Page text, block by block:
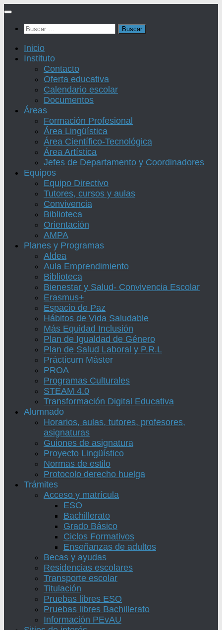
Saltar
contenido
Buscar:
Inicio
Instituto
Contacto
Oferta educativa
Calendario escolar
Documentos
Áreas
Formación Profesional
Área Lingüística
Área Científico-Tecnológica
Área Artística
Jefes de Departamento y Coordinadores
Equipos
Equipo Directivo
Tutores, cursos y aulas
Convivencia
Biblioteca
Orientación
AMPA
Planes y Programas
Aldea
Aula Emprendimiento
Biblioteca
Bienestar y Salud- Convivencia Escolar
Erasmus+
Espacio de Paz
Hábitos de Vida Saludable
Más Equidad Inclusión
Plan de Igualdad de Género
Plan de Salud Laboral y P.R.L
Prácticum Máster
PROA
Programas Culturales
STEAM 4.0
Transformación Digital Educativa
Alumnado
Horarios, aulas, tutores, profesores,
asignaturas
Guiones de asignatura
Proyecto Lingüístico
Normas de estilo
Protocolo derecho huelga
Trámites
Acceso y matrícula
ESO
Bachillerato
Grado Básico
Ciclos Formativos
Enseñanzas de adultos
Becas y ayudas
Residencias escolares
Transporte escolar
Titulación
Pruebas libres ESO
Pruebas libres Bachillerato
Información PEvAU